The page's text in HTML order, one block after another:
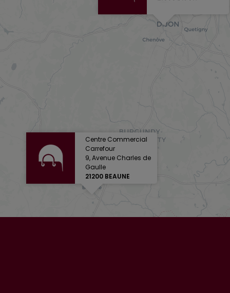
Centre Commercial
Carrefour
9, Avenue Charles de
Gaulle
21200 BEAUNE